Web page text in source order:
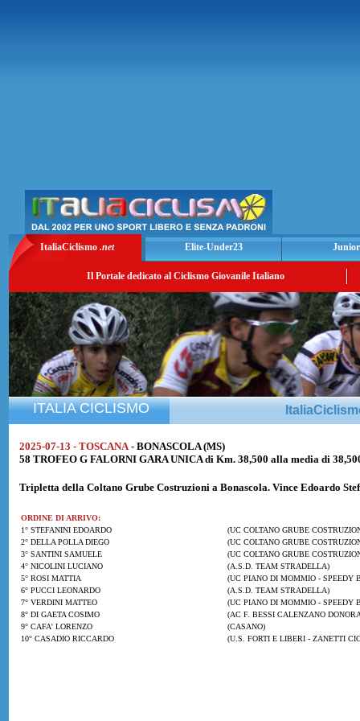
ItaliaCiclismo .net Elite-Under23
Il Portale dedicato al Ciclismo Giovanile Italiano
ITALIA CICLISMO
2025-07-13 - TOSCANA - BONASCOLA (MS)
58 TROFEO G FALORNI GARA UNICA di Km. 38,500 alla media di
Tripletta della Coltano Grube Costruzioni a Bonascola. Vince Edoardo
ORDINE DI ARRIVO:
1° STEFANINI EDOARDO
(UC COLTANO GRUBE
2° DELLA POLLA DIEGO
(UC COLTANO GRUBE
3° SANTINI SAMUELE
(UC COLTANO GRUBE
4° NICOLINI LUCIANO
(A.S.D. TEAM STRADELLA)
5° ROSI MATTIA
(UC PIANO DI MOMMIO - SPEEDY
6° PUCCI LEONARDO
(A.S.D. TEAM STRADELLA)
7° VERDINI MATTEO
(UC PIANO DI MOMMIO - SPEEDY
8° DI GAETA COSIMO
(AC F. BESSI CALENZANO
9° CAFA' LORENZO
(CASANO)
10° CASADIO RICCARDO
(U.S. FORTI E LIBERI - ZANETTI